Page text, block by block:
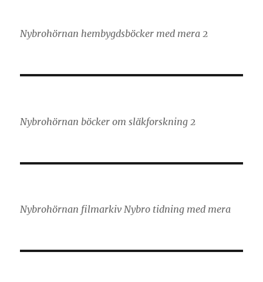
Nybrohörnan hembygdsböcker med mera 2
Nybrohörnan böcker om släkforskning 2
Nybrohörnan filmarkiv Nybro tidning med mera